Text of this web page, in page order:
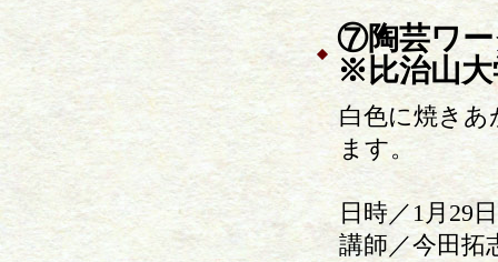
⑦陶芸ワー
※比治山大
白色に焼き
ます。
日時／1月29
講師／今田拓